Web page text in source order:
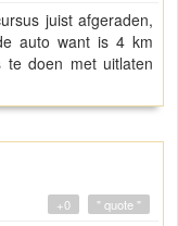
juist afgeraden,
auto want is 4 km
doen met uitlaten
" quote "
+0